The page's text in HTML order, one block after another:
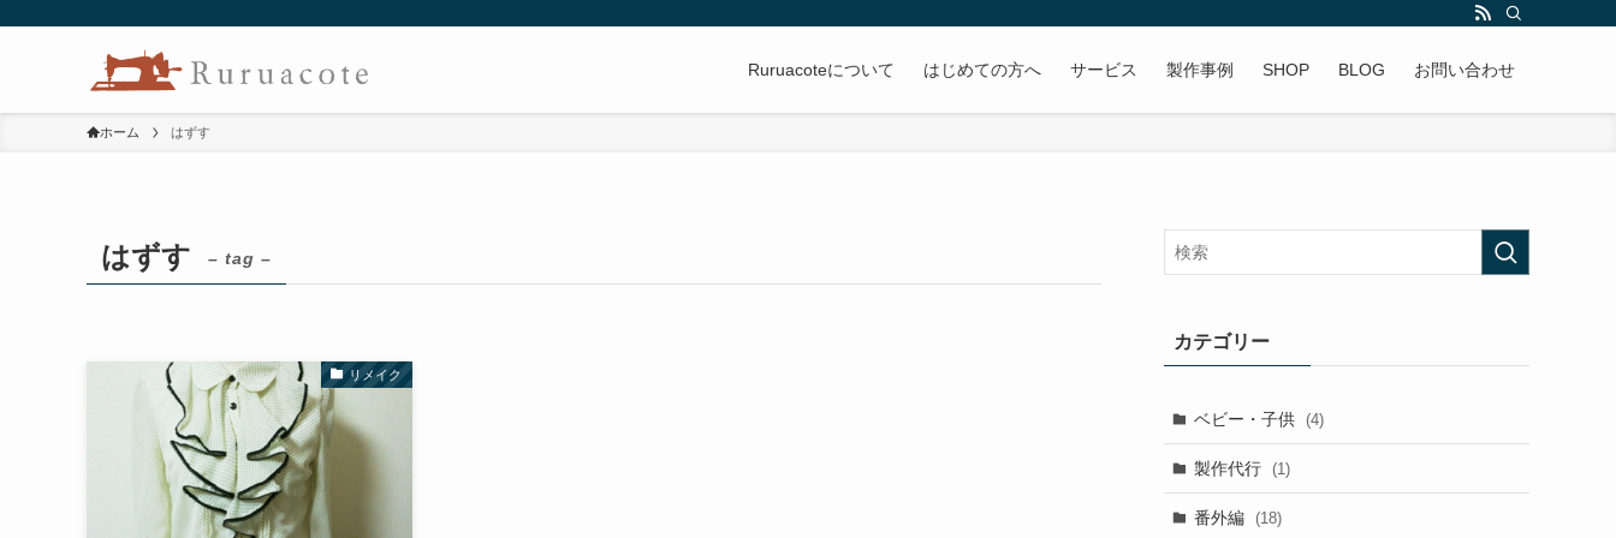
Ruruacoteについて はじめての方へ サービス 製作事例 SHOP BLOG お問い合わせ
ホーム はずす
はずす – tag –
リメイク
カテゴリー
ベビー・子供 (4)
製作代行 (1)
番外編 (18)